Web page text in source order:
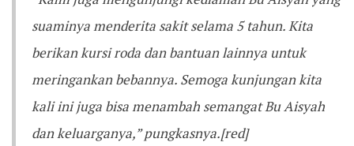
suaminya menderita sakit selama 5 tahun. Kita
berikan kursi roda dan bantuan lainnya untuk
meringankan bebannya. Semoga kunjungan kita
kali ini juga bisa menambah semangat Bu Aisyah
dan keluarganya,” pungkasnya.[red]